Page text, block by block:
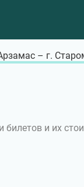
– г.
билетов и их